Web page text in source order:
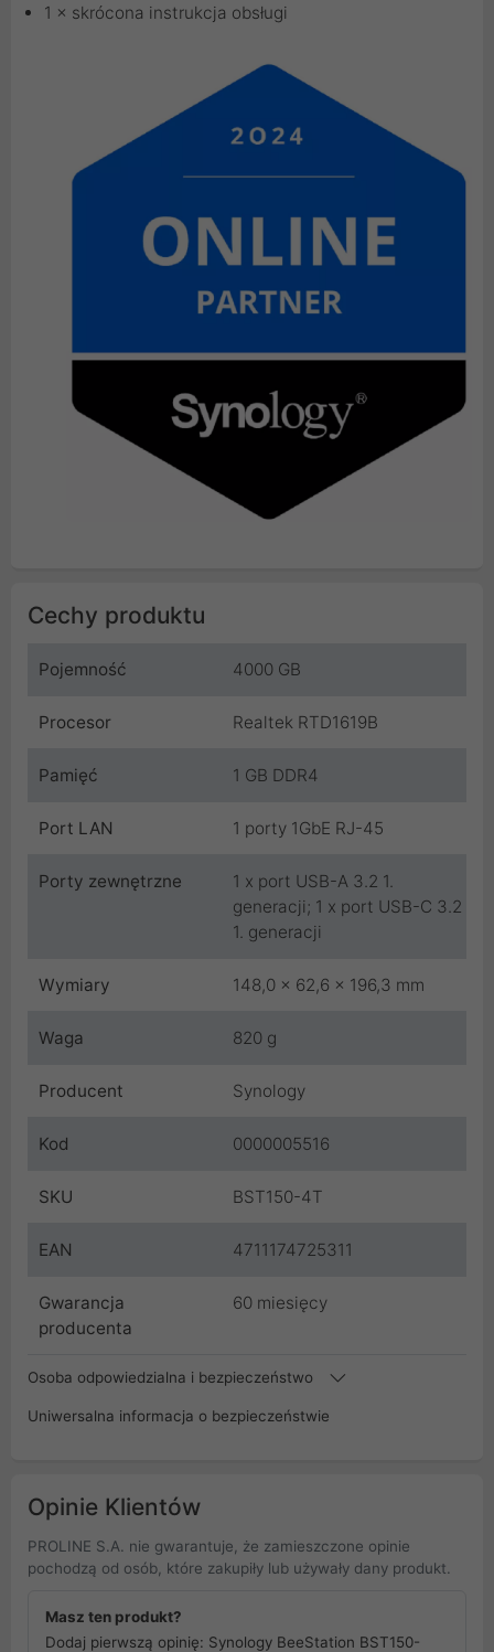
1 × skrócona instrukcja obsługi
Cechy produktu
Pojemność 4000 GB
Procesor Realtek RTD1619B
Pamięć 1 GB DDR4
Port LAN 1 porty 1GbE RJ-45
Porty zewnętrzne
1 x port USB-A 3.2 1.
generacji; 1 x port USB-C 3.2
1. generacji
Wymiary 148,0 x 62,6 x 196,3 mm
Waga 820 g
Producent Synology
Kod 0000005516
SKU BST150-4T
EAN 4711174725311
Gwarancja
producenta
60 miesięcy
Osoba odpowiedzialna i bezpieczeństwo
Uniwersalna informacja o bezpieczeństwie
Opinie Klientów
PROLINE S.A. nie gwarantuje, że zamieszczone opinie
pochodzą od osób, które zakupiły lub używały dany produkt.
Masz ten produkt?
Dodaj pierwszą opinię: Synology BeeStation BST150-